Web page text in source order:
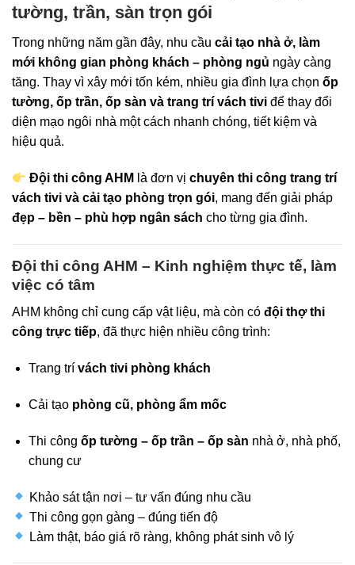
tường, trần, sàn trọn gói
Trong những năm gần đây, nhu cầu cải tạo nhà ở, làm
mới không gian phòng khách – phòng ngủ ngày càng
tăng. Thay vì xây mới tốn kém, nhiều gia đình lựa chọn ốp
tường, ốp trần, ốp sàn và trang trí vách tivi để thay đổi
diện mạo ngôi nhà một cách nhanh chóng, tiết kiệm và
hiệu quả.
Đội thi công AHM là đơn vịchuyên thi công trang trí
vách tivi và cải tạo phòng trọn gói, mang đến giải pháp
đẹp – bền – phù hợp ngân sách cho từng gia đình.
Đội thi công AHM – Kinh nghiệm thực tế, làm
việc có tâm
AHM không chỉ cung cấp vật liệu, mà còn có đội thợ thi
công trực tiếp, đã thực hiện nhiều công trình:
Trang trí vách tivi phòng khách
Cải tạo phòng cũ, phòng ẩm mốc
Thi công ốp tường – ốp trần – ốp sàn nhà ở, nhà phố,
chung cư
Khảo sát tận nơi – tư vấn đúng nhu cầu
Thi công gọn gàng – đúng tiến độ
Làm thật, báo giá rõ ràng, không phát sinh vô lý